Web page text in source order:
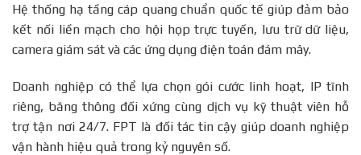
Hệ thống hạ tầng cáp quang chuẩn quốc tế giúp đảm bảo
kết nối liền mạch cho hội họp trực tuyến, lưu trữ dữ liệu,
camera giám sát và các ứng dụng điện toán đám mây.
Doanh nghiệp có thể lựa chọn gói cước linh hoạt, IP tĩnh
riêng, băng thông đối xứng cùng dịch vụ kỹ thuật viên hỗ
trợ tận nơi 24/7. FPT là đối tác tin cậy giúp doanh nghiệp
vận hành hiệu quả trong kỷ nguyên số.